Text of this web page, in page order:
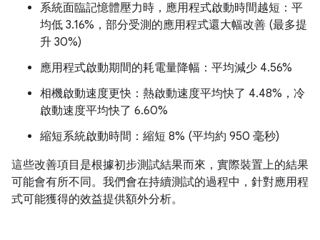
系統面臨記憶體壓力時，應用程式啟動時間越短：平
均低 3.16%，部分受測的應用程式還大幅改善 (最多提
升 30%)
應用程式啟動期間的耗電量降幅：平均減少 4.56%
相機啟動速度更快：熱啟動速度平均快了 4.48%，冷
啟動速度平均快了 6.60%
縮短系統啟動時間：縮短 8% (平均約 950 毫秒)
這些改善項目是根據初步測試結果而來，實際裝置上的結果
可能會有所不同。我們會在持續測試的過程中，針對應用程
式可能獲得的效益提供額外分析。